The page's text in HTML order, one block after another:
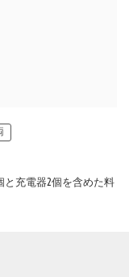
充電器2個を含めた料